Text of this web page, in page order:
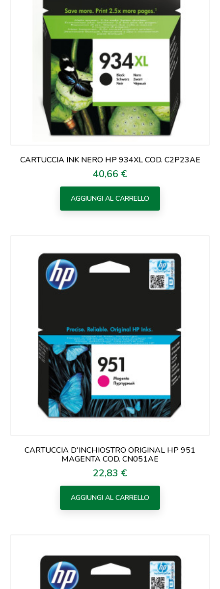
CARTUCCIA INK NERO HP 934XL COD. C2P23AE
Prezzo
40,66 €
AGGIUNGI AL CARRELLO
CARTUCCIA D'INCHIOSTRO ORIGINAL HP 951
MAGENTA COD. CN051AE
Prezzo
22,83 €
AGGIUNGI AL CARRELLO